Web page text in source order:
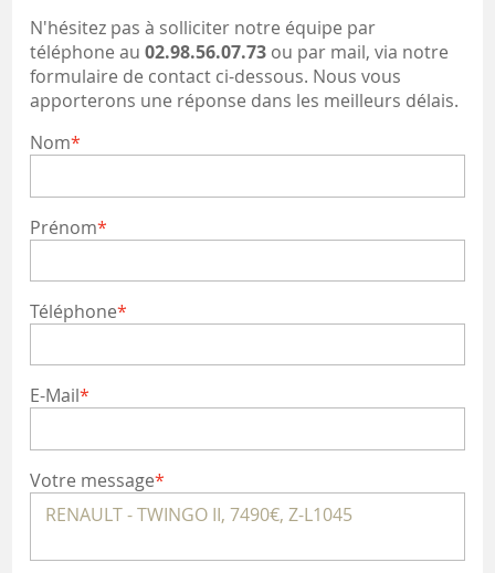
N'hésitez pas à solliciter notre équipe par
téléphone au02.98.56.07.73 ou par mail, via notre
formulaire de contact ci-dessous. Nous vous
apporterons une réponse dans les meilleurs délais.
Nom
Prénom
Téléphone
E-Mail
Votre message